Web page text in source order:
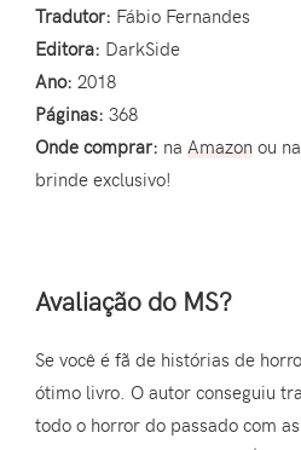
Tradutor: Fábio Fernandes
Editora: DarkSide
Ano: 2018
Páginas: 368
Onde comprar: naAmazon ou na
brinde exclusivo!
Avaliação do MS?
Se você é fã de histórias de
ótimo livro. O autor conseguiu
todo o horror do passado com